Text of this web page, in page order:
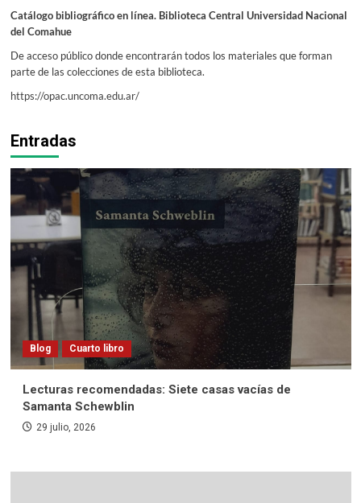
Catálogo bibliográfico en línea. Biblioteca Central Universidad Nacional
del Comahue
De acceso público donde encontrarán todos los materiales que forman
parte de las colecciones de esta biblioteca.
https://opac.uncoma.edu.ar/
Entradas
Blog Cuarto libro
Lecturas recomendadas: Siete casas vacías de
Samanta Schewblin
29 julio, 2026